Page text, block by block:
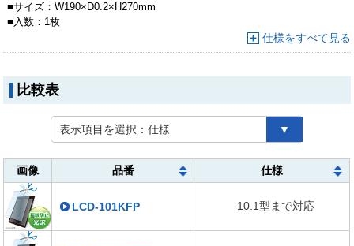
■サイズ：W190×D0.2×H270mm
■ 入数： 1枚
仕様をすべて見る
比較表
表示項目を選択：仕様 ▼
画像 品番 仕様
LCD-101KFP 10.1型まで対応